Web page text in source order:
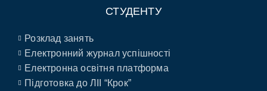
СТУДЕНТУ
Розклад занять
Електронний журнал успішності
Електронна освітня платформа
Підготовка до ЛІІ “Крок”